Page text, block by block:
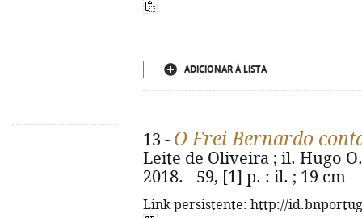
ADICIONAR À LISTA
13 - O Frei Bernardo
Leite de Oliveira ; il. Hugo
2018. - 59, [1] p. : il. ; 19 cm
Link persistente: http://